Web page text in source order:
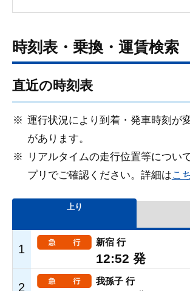
時刻表・乗換・運賃検索
直近の時刻表
運行状況により到着・発車時刻が
があります。
リアルタイムの走行位置等につい
プリでご確認ください。詳細はこ